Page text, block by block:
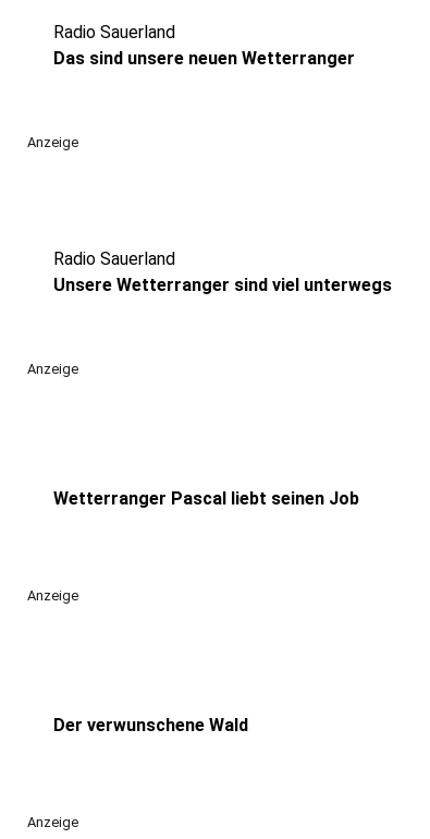
Radio Sauerland
Das sind unsere neuen Wetterranger
Anzeige
Radio Sauerland
Unsere Wetterranger sind viel unterwegs
Anzeige
Wetterranger Pascal liebt seinen Job
Anzeige
Der verwunschene Wald
Anzeige